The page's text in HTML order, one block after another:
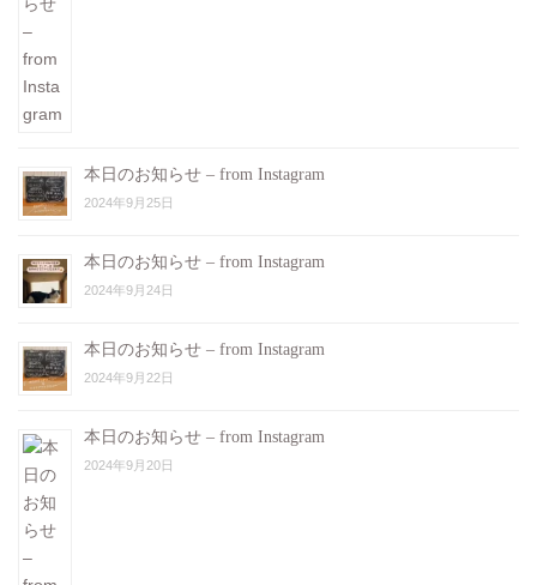
本日のお知らせ – from Instagram
2024年9月25日
本日のお知らせ – from Instagram
2024年9月24日
本日のお知らせ – from Instagram
2024年9月22日
本日のお知らせ – from Instagram
2024年9月20日